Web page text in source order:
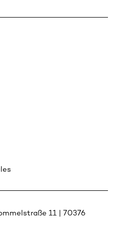
11 | 70376